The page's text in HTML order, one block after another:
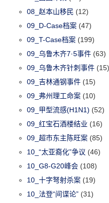
08_赵本山移民 (12)
09_D-Case档案 (47)
09_T-Case档案 (199)
09_乌鲁木齐7·5事件 (63)
09_乌鲁木齐针刺事件 (15)
09_吉林通钢事件 (15)
09_弗州理工命案 (10)
09_甲型流感(H1N1) (52)
09_红宝石酒楼结业 (16)
09_超市东主陈旺案 (85)
10_“太亚裔化”争议 (46)
10_G8-G20峰会 (108)
10_十字弩射杀案 (19)
10_法登“间谍论” (31)